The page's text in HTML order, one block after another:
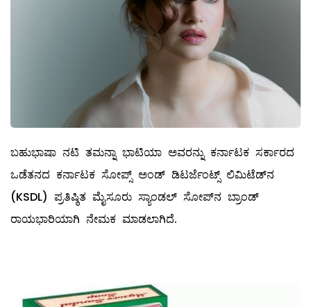
ಬಹುಭಾಷಾ ನಟಿ ತಮನ್ನಾ ಭಾಟಿಯಾ ಅವರನ್ನು ಕರ್ನಾಟಕ ಸರ್ಕಾರದ
ಒಡೆತನದ ಕರ್ನಾಟಕ ಸೋಪ್ಸ್ ಅಂಡ್ ಡಿಟರ್ಜೆಂಟ್ಸ್ ಲಿಮಿಟೆಡ್‌ನ
(KSDL) ಪ್ರತಿಷ್ಠಿತ ಮೈಸೂರು ಸ್ಯಾಂಡಲ್ ಸೋಪ್‌ನ ಬ್ರಾಂಡ್
ರಾಯಭಾರಿಯಾಗಿ ನೇಮಕ ಮಾಡಲಾಗಿದೆ.